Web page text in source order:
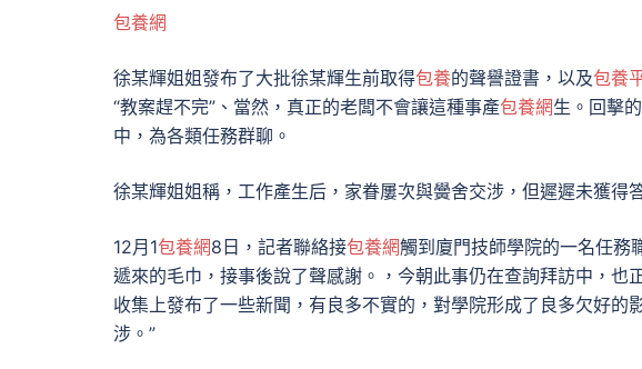
包養網
徐某輝姐姐發布了大批徐某輝生前取得包養的聲譽證書，以及包養
“教案趕不完”、當然，真正的老闆不會讓這種事產包養網生。回擊
中，為各類任務群聊。
徐某輝姐姐稱，工作產生后，家眷屢次與黌舍交涉，但遲遲未獲得
12月1包養網8日，記者聯絡接包養網觸到廈門技師學院的一名任務
遞來的毛巾，接事後說了聲感謝。，今朝此事仍在查詢拜訪中，也
收集上發布了一些新聞，有良多不實的，對學院形成了良多欠好的
涉。”